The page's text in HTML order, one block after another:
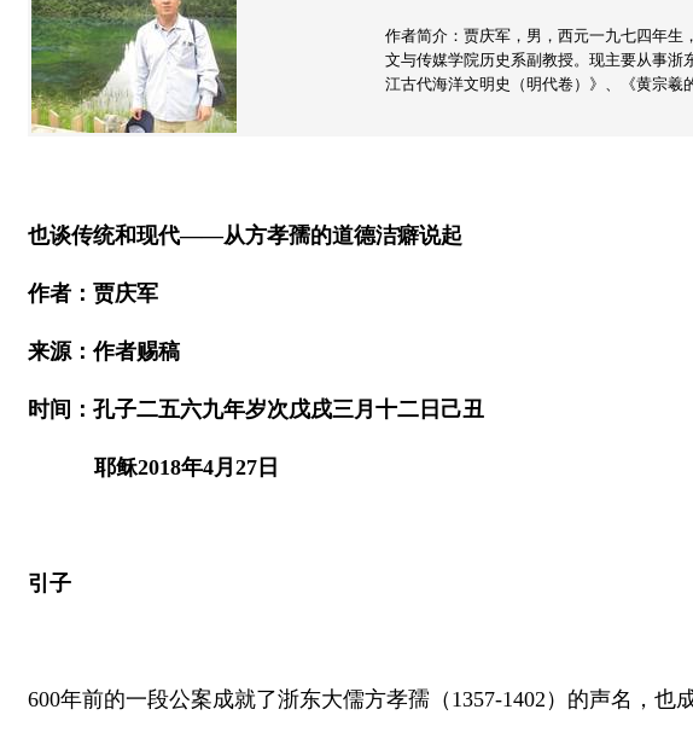
作者简介：贾庆军，男，西元一九七四年生
文与传媒学院历史系副教授。现主要从事
江古代海洋文明史（明代卷）》、《黄宗羲
也谈传统和现代——从方孝孺的道德洁癖说起
作者：贾庆军
来源：作者赐稿
时间：孔子二五六九年岁次戊戌三月十二日己丑
耶稣2018年4月27日
引子
600年前的一段公案成就了浙东大儒方孝孺（1357-1402）的声名，